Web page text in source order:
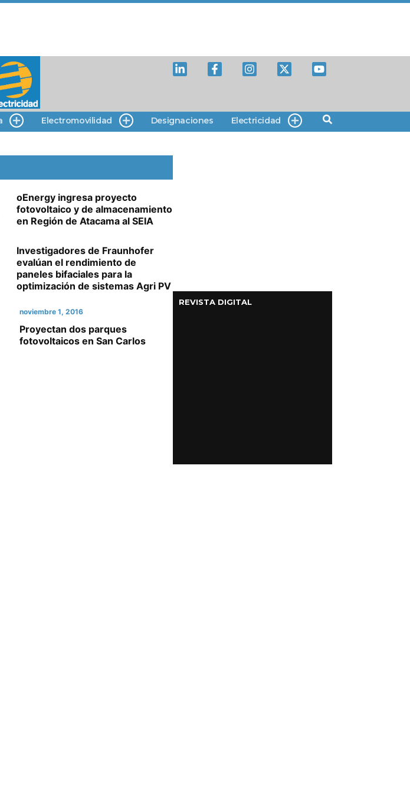
Electromovilidad Designaciones Electricidad
oEnergy ingresa proyecto
fotovoltaico y de almacenamiento
en Región de Atacama al SEIA
Investigadores de Fraunhofer
evalúan el rendimiento de
paneles bifaciales para la
optimización de sistemas Agri PV
noviembre 1, 2016
Proyectan dos parques
fotovoltaicos en San Carlos
REVISTA DIGITAL